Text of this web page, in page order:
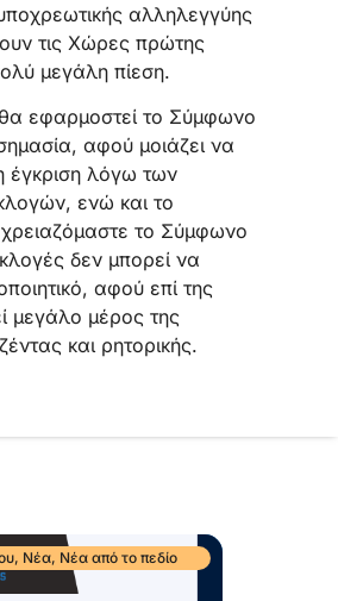
αλληλεγγύης
τις Χώρες πρώτης
μεγάλη πίεση.
εφαρμοστεί το Σύμφωνο
αφού μοιάζει να
έγκριση λόγω των
ενώ και το
χρειαζόμαστε το Σύμφωνο
δεν μπορεί να
αφού επί της
μεγάλο μέρος της
και ρητορικής.
, Νέα, Νέα από το πεδίο